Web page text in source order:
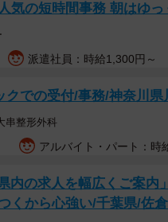
気の短時間事務 朝はゆ
派遣社員：時給1,300円～
クでの受付/事務/神奈川県
串整形外科
アルバイト・パート：時
内の求人を幅広くご案内
くから心強い/千葉県/佐